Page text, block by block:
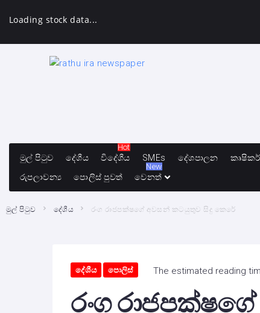
Loading stock data...
මුල් පිටුව දේශීය විදේශීය
Hot
SMEs
දේශපාලන
රුපලාවන්‍ය
පොලිස් පුවත් වෙනත්
New
මුල් පිටුව දේශීය රංග රාජපක්ෂගේ අවසන් කටයුතුව සිදු කෙරේ
දේශීය පොලිස් The estimated reading
රංග